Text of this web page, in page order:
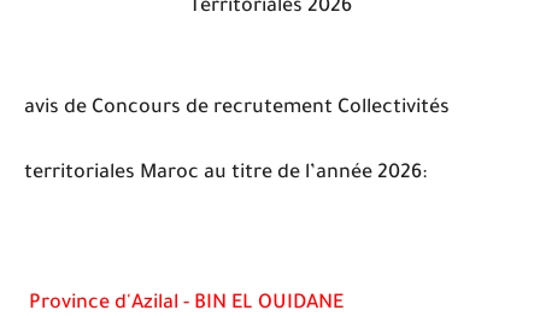
Territoriales 2026
avis de Concours de recrutement Collectivités
territoriales Maroc au titre de l’année 2026:
Province d'Azilal - BIN EL OUIDANE